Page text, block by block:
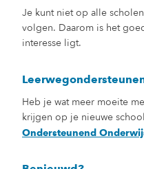
Je kunt niet op alle
volgen. Daarom is het
interesse ligt.
Heb je wat meer moeite
krijgen op je nieuwe
Ondersteunend